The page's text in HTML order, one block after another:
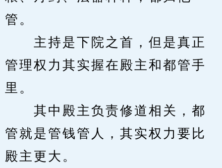
管。
主持是下院之首，但是真正
管理权力其实握在殿主和都管手
里。
其中殿主负责修道相关，都
管就是管钱管人，其实权力要比
殿主更大。